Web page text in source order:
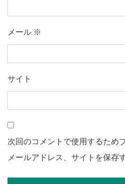
メール ※
サイト
次回のコメントで使用するため
メールアドレス、サイトを保存